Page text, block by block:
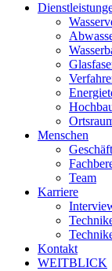
Menschen
Team
Karriere
Kontakt
WEITBLICK